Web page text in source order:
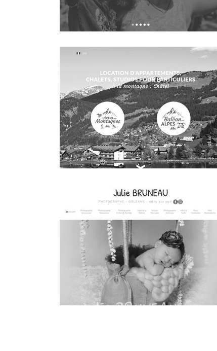
~403€/mois économisés d'annonces commerciales
~272€/mois économisés d'annonces commerciales